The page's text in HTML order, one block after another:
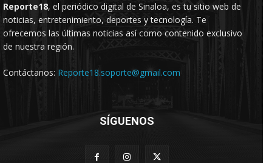
Reporte18, el periódico digital de Sinaloa, es tu sitio web de
noticias, entretenimiento, deportes y tecnología. Te
ofrecemos las últimas noticias así como contenido exclusivo
de nuestra región.
Contáctanos: Reporte18.soporte@gmail.com
SÍGUENOS